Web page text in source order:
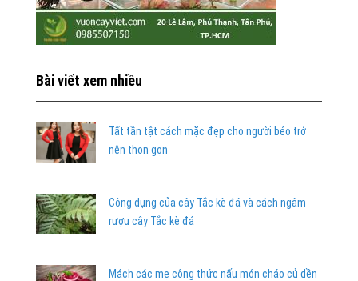
Bài viết xem nhiều
Tất tần tật cách mặc đẹp cho người béo trở
nên thon gọn
Công dụng của cây Tắc kè đá và cách ngâm
rượu cây Tắc kè đá
Mách các mẹ công thức nấu món cháo củ dền